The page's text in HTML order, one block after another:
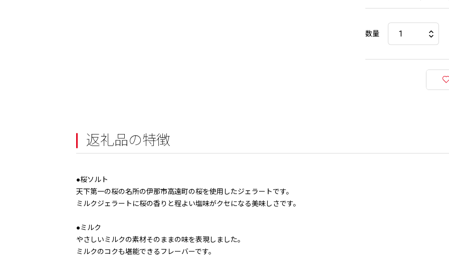
数量
返礼品の特徴
●桜ソルト
天下第一の桜の名所の伊那市高遠町の桜を使用したジェラートです。
ミルクジェラートに桜の香りと程よい塩味がクセになる美味しさです。
●ミルク
やさしいミルクの素材そのままの味を表現しました。
ミルクのコクも堪能できるフレーバーです。